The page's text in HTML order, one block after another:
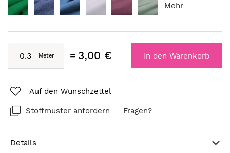
Mehr
3,00 € In den Warenkorb
Auf den Wunschzettel
Stoffmuster anfordern Fragen?
Details